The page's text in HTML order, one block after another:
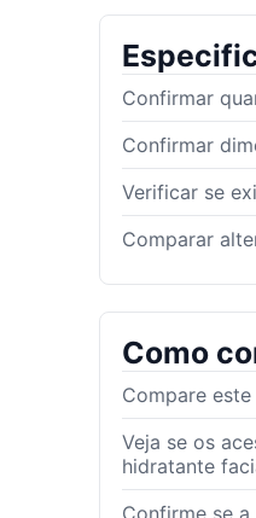
Confirmar
Confirmar
Verificar se
Comparar
Como
Compare
Veja se os
hidratante
Confirme se